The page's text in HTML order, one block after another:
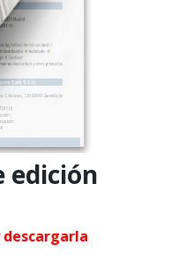
edición